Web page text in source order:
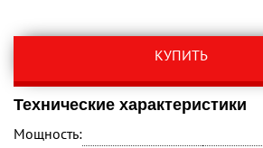
КУПИТЬ
Технические характеристики
Мощность: